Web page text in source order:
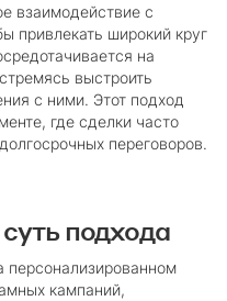
взаимодействие с
привлекать широкий круг
на
выстроить
с ними. Этот подход
где сделки часто
переговоров.
подхода
персонализированном
кампаний,